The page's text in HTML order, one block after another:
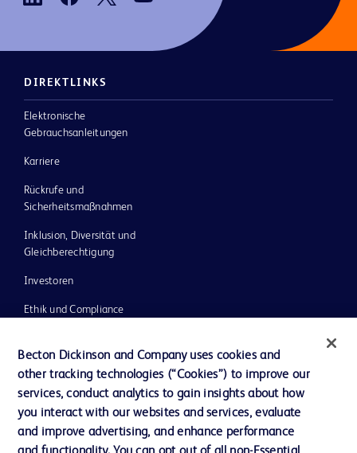
DIREKTLINKS
Elektronische
Gebrauchsanleitungen
Karriere
Rückrufe und
Sicherheitsmaßnahmen
Inklusion, Diversität und
Gleichberechtigung
Investoren
Ethik und Compliance
Neuigkeiten, Medien und Blogs
Support
Unser Unternehmen
Becton Dickinson and Company uses cookies and
other tracking technologies (“Cookies”) to improve our
services, conduct analytics to gain insights about how
you interact with our websites and services, evaluate
and improve advertising, and enhance performance